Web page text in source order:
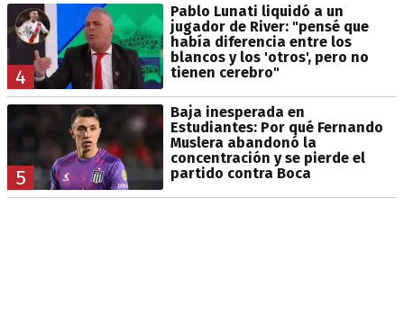
4
Pablo Lunati liquidó a un
jugador de River: "pensé que
había diferencia entre los
blancos y los 'otros', pero no
tienen cerebro"
5
Baja inesperada en
Estudiantes: Por qué Fernando
Muslera abandonó la
concentración y se pierde el
partido contra Boca